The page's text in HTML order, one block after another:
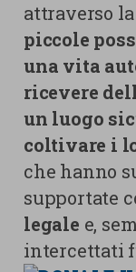
attraverso la
piccole
una vita
ricevere
un luogo
coltivare i
che hanno
supportate
legale e,
intercettati